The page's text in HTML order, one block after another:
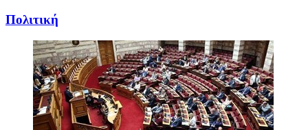
Πολιτική